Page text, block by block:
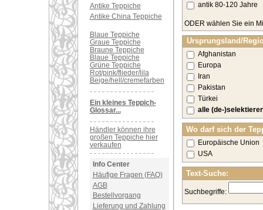
Antike Teppiche
Antike China Teppiche
Blaue Teppiche
Graue Teppiche
Braune Teppiche
Blaue Teppiche
Grüne Teppiche
Rot/pink/flieder/lila
Beige/hell/cremefarben
Ein kleines Teppich-
Glossar...
Händler können ihre
großen Teppiche hier
verkaufen
Info Center
Häufige Fragen (FAQ)
AGB
Bestellvorgang
Lieferung und Zahlung
antik 80-120 Jahre
ODER wählen Sie ein
Ursprungsland/
Afghanistan
Europa
Iran
Pakistan
Türkei
alle (de-
Wo darf sich der
Europäische Union
USA
Text-Suche:
Suchbegriffe: